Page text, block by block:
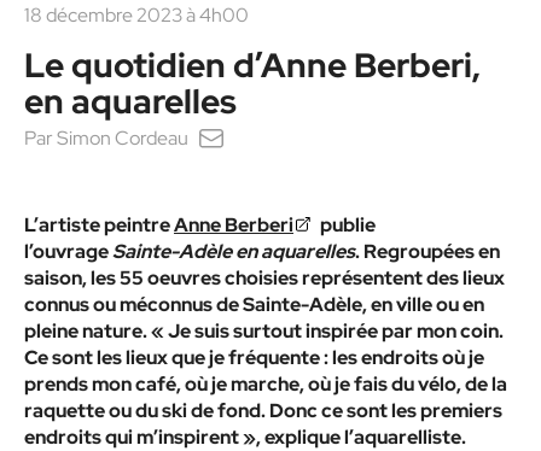
18 décembre 2023 à 4h00
Le quotidien d’Anne Berberi,
en aquarelles
ParSimon Cordeau
L’artiste peintreAnne Berberi
publie
l’ouvrageSainte-Adèle en aquarelles. Regroupées en
saison, les 55 oeuvres choisies représentent des lieux
connus ou méconnus de Sainte-Adèle, en ville ou en
pleine nature. « Je suis surtout inspirée par mon coin.
Ce sont les lieux que je fréquente : les endroits où je
prends mon café, où je marche, où je fais du vélo, de la
raquette ou du ski de fond. Donc ce sont les premiers
endroits qui m’inspirent », explique l’aquarelliste.